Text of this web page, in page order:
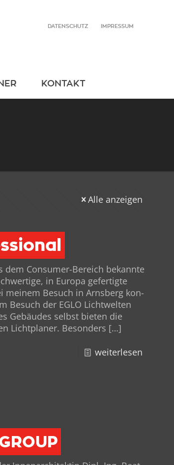
KONTAKT
IMPRESSUM
DATENSCHUTZ
Alle anzeigen
dem Con­sumer-Bere­ich bekan­nte
in Europa gefer­tigte
meinem Besuch in Arns­berg kon­
Besuch der EGLO Lichtwel­ten
Gebäudes selb­st bieten die
Licht­plan­er. Beson­ders […]
weiterlesen